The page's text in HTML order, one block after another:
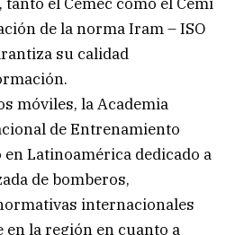
de la norma Iram – ISO
su calidad
móviles, la Academia
de Entrenamiento
Latinoamérica dedicado a
de bomberos,
internacionales
la región en cuanto a